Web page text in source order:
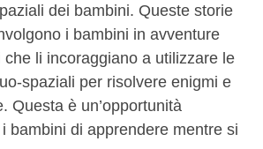
dei bambini. Queste storie
i bambini in avventure
che li incoraggiano a utilizzare le
spaziali per risolvere enigmi e
Questa è un’opportunità
bambini di apprendere mentre si